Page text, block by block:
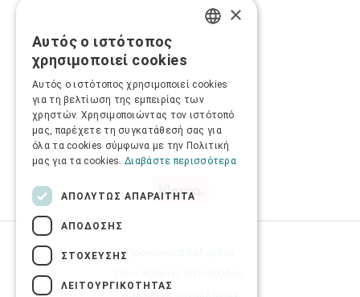
Προσωπικά δεδομένα
×
Αυτός ο ιστότοπος
χρησιμοποιεί cookies
Αυτός ο ιστότοπος χρησιμοποιεί cookies
για τη βελτίωση της εμπειρίας των
χρηστών. Χρησιμοποιώντας τον ιστότοπό
μας, παρέχετε τη συγκατάθεσή σας για
όλα τα cookies σύμφωνα με την Πολιτική
μας για τα cookies. Διαβάστε περισσότερα
ΑΠΟΛΎΤΩΣ ΑΠΑΡΑΊΤΗΤΑ
ΑΠΌΔΟΣΗΣ
ΣΤΌΧΕΥΣΗΣ
ΛΕΙΤΟΥΡΓΙΚΌΤΗΤΑΣ